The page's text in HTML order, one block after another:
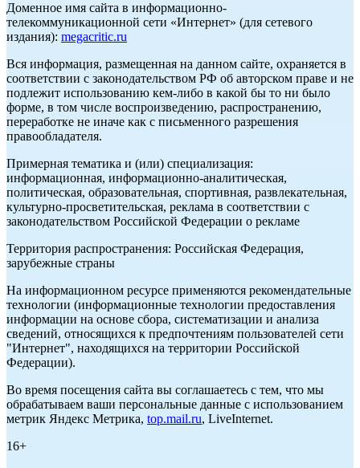
Доменное имя сайта в информационно-
телекоммуникационной сети «Интернет» (для сетевого
издания): megacritic.ru
Вся информация, размещенная на данном сайте, охраняется в
соответствии с законодательством РФ об авторском праве и не
подлежит использованию кем-либо в какой бы то ни было
форме, в том числе воспроизведению, распространению,
переработке не иначе как с письменного разрешения
правообладателя.
Примерная тематика и (или) специализация:
информационная, информационно-аналитическая,
политическая, образовательная, спортивная, развлекательная,
культурно-просветительская, реклама в соответствии с
законодательством Российской Федерации о рекламе
Территория распространения: Российская Федерация,
зарубежные страны
На информационном ресурсе применяются рекомендательные
технологии (информационные технологии предоставления
информации на основе сбора, систематизации и анализа
сведений, относящихся к предпочтениям пользователей сети
"Интернет", находящихся на территории Российской
Федерации).
Во время посещения сайта вы соглашаетесь с тем, что мы
обрабатываем ваши персональные данные с использованием
метрик Яндекс Метрика, top.mail.ru, LiveInternet.
16+